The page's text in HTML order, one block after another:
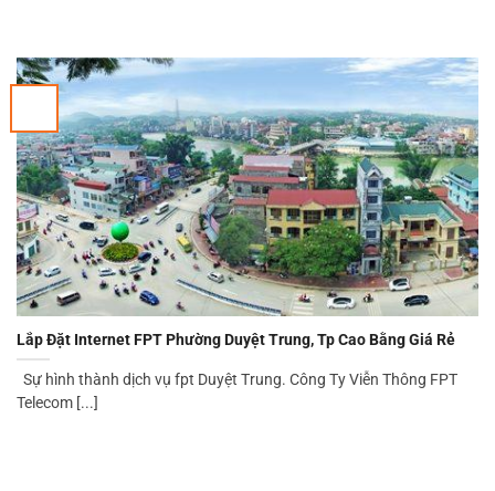
Lắp Đặt Internet FPT Phường Duyệt Trung, Tp Cao Bằng Giá Rẻ
Sự hình thành dịch vụ fpt Duyệt Trung. Công Ty Viễn Thông FPT
Telecom [...]